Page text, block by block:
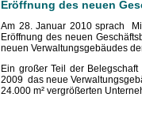
Eröffnung des neuen
Am 28. Januar 2010 sprach
Eröffnung des neuen
neuen Verwaltungsgebäudes
Ein großer Teil der
2009 das neue
24.000 m² vergrößerten